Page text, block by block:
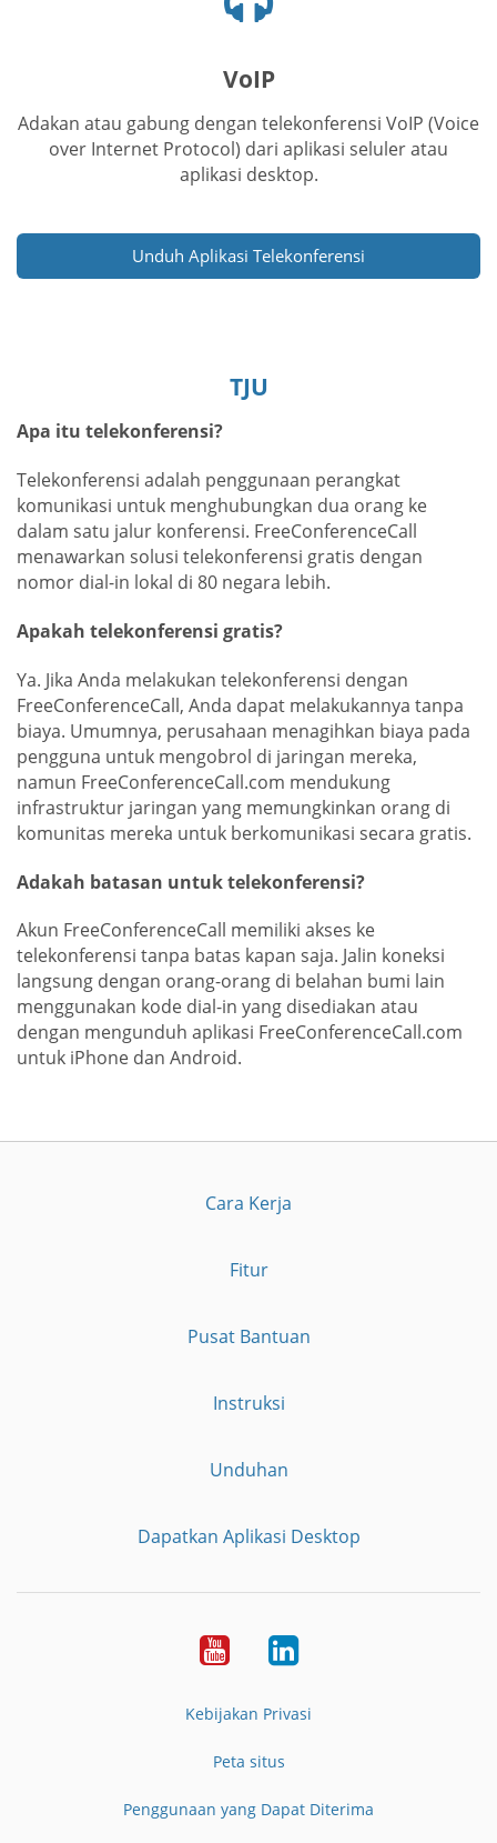
headset
VoIP
Adakan atau gabung dengan telekonferensi VoIP (Voice
over Internet Protocol) dari aplikasi seluler atau
aplikasi desktop.
Unduh Aplikasi Telekonferensi
TJU
Apa itu telekonferensi?
Telekonferensi adalah penggunaan perangkat
komunikasi untuk menghubungkan dua orang ke
dalam satu jalur konferensi. FreeConferenceCall
menawarkan solusi telekonferensi gratis dengan
nomor dial-in lokal di 80 negara lebih.
Apakah telekonferensi gratis?
Ya. Jika Anda melakukan telekonferensi dengan
FreeConferenceCall, Anda dapat melakukannya tanpa
biaya. Umumnya, perusahaan menagihkan biaya pada
pengguna untuk mengobrol di jaringan mereka,
namun FreeConferenceCall.com mendukung
infrastruktur jaringan yang memungkinkan orang di
komunitas mereka untuk berkomunikasi secara gratis.
Adakah batasan untuk telekonferensi?
Akun FreeConferenceCall memiliki akses ke
telekonferensi tanpa batas kapan saja. Jalin koneksi
langsung dengan orang-orang di belahan bumi lain
menggunakan kode dial-in yang disediakan atau
dengan mengunduh aplikasi FreeConferenceCall.com
untuk iPhone dan Android.
Cara Kerja
Fitur
Pusat Bantuan
Instruksi
Unduhan
Dapatkan Aplikasi Desktop
YouTubeLinkedIn
Kebijakan Privasi
Peta situs
Penggunaan yang Dapat Diterima